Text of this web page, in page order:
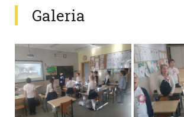
Galeria